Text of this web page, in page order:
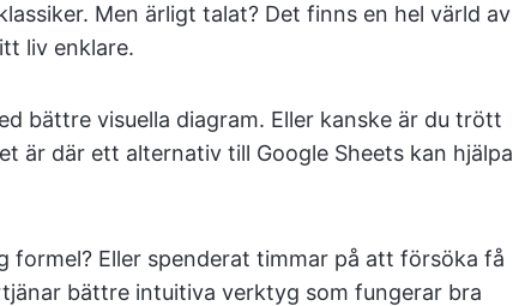
Men ärligt talat? Det finns en hel värld av
liv enklare.
bättre visuella diagram. Eller kanske är du trött
är där ett alternativ till Google Sheets kan hjälpa
formel? Eller spenderat timmar på att försöka få
bättre intuitiva verktyg som fungerar bra